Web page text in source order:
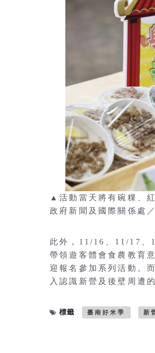
▲活動當天將有碗粿、
政府新聞及國際關係處
此外，11/16、11/17、
帶領遊客體會食農教育
迎報名參加系列活動。
入認識新營及後壁周遭
標籤 臺南好米季 新